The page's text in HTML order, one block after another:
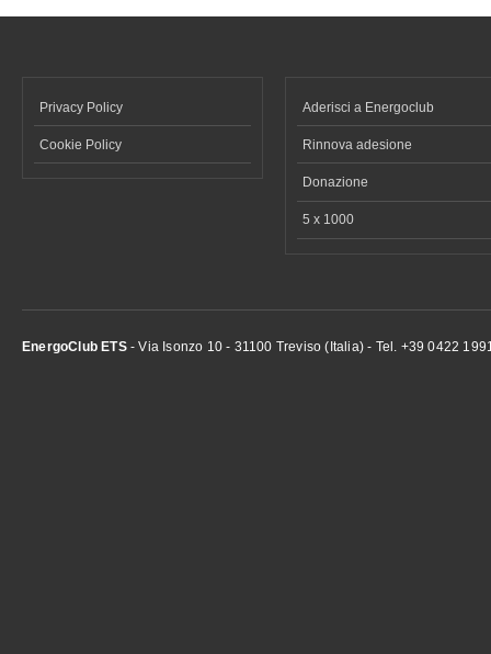
Privacy Policy
Cookie Policy
Aderisci a Energoclub
Rinnova adesione
Donazione
5 x 1000
EnergoClub ETS- Via Isonzo 10 - 31100 Treviso (Italia) - Tel. +39 0422